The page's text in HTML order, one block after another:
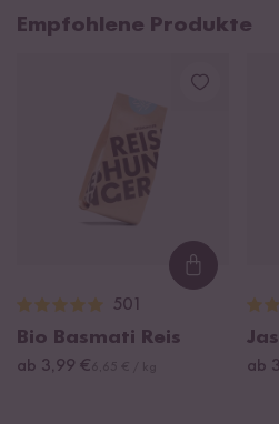
Empfohlene Produkte
501
Bio Basmati Reis
ab 3,99 € ab